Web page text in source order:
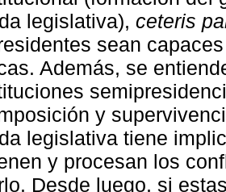
legislativa), ceteris
sean
Además, se
y
legislativa tiene
y procesan los
Desde luego, si